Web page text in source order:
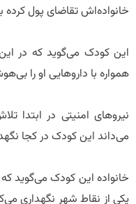
خانواده‌اش تقاضای پول کرده
این کودک می‌گوید که در
همواره با داروهایی او را
نیروهای امنیتی در ابتدا
می‌داند این کودک در کجا
خانواده این کودک می‌گوید که
یکی از نقاط شهر نگهداری